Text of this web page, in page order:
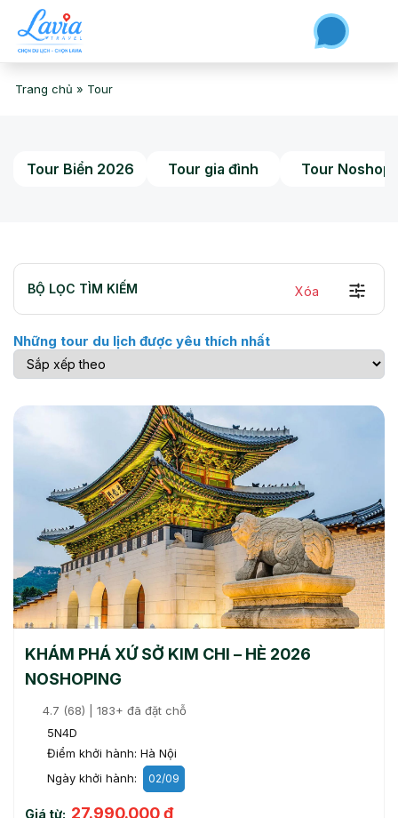
Trang chủ » Tour
Tour Biển 2026 Tour gia đình Tour Noshop
BỘ LỌC TÌM KIẾM Xóa
Những tour du lịch được yêu thích nhất
KHÁM PHÁ XỨ SỞ KIM CHI – HÈ 2026
NOSHOPING
4.7 (68) | 183+ đã đặt chỗ
5N4D
Điểm khởi hành: Hà Nội
Ngày khởi hành:
02/09
Giá từ: 27.990.000 ₫